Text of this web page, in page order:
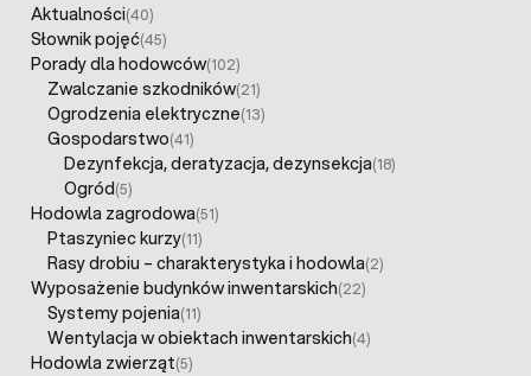
Aktualności(40)
Słownik pojęć(45)
Porady dla hodowców(102)
Zwalczanie szkodników(21)
Ogrodzenia elektryczne(13)
Gospodarstwo(41)
Dezynfekcja, deratyzacja, dezynsekcja(18)
Ogród(5)
Hodowla zagrodowa(51)
Ptaszyniec kurzy(11)
Rasy drobiu – charakterystyka i hodowla(2)
Wyposażenie budynków inwentarskich(22)
Systemy pojenia(11)
Wentylacja w obiektach inwentarskich(4)
Hodowla zwierząt(5)